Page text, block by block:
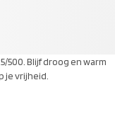
500. Blijf droog en warm
je vrijheid.